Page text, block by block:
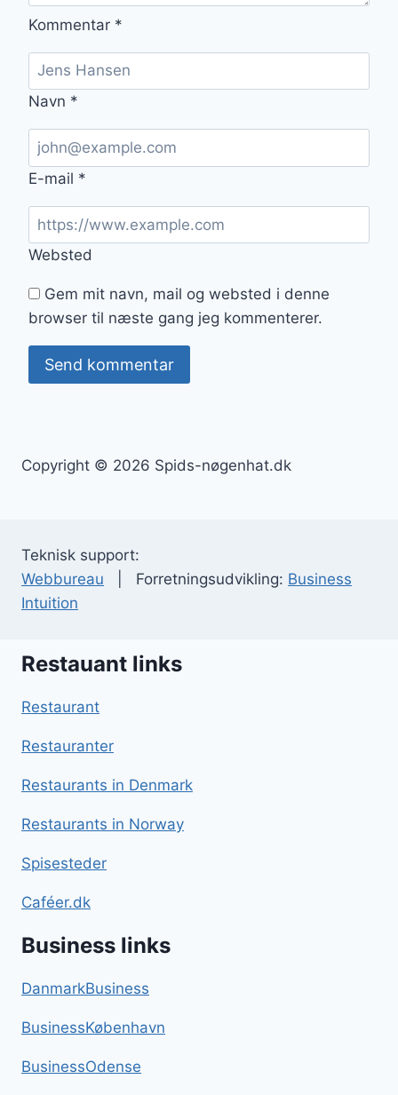
Kommentar *
Navn *
E-mail *
Websted
Gem mit navn, mail og websted i denne
browser til næste gang jeg kommenterer.
Copyright © 2026 Spids-nøgenhat.dk
Teknisk support:
Webbureau | Forretningsudvikling: Business
Intuition
Restauant links
Restaurant
Restauranter
Restaurants in Denmark
Restaurants in Norway
Spisesteder
Caféer.dk
Business links
DanmarkBusiness
BusinessKøbenhavn
BusinessOdense